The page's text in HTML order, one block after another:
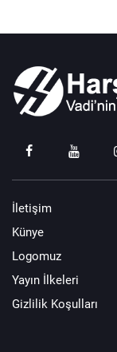
İletişim
Künye
Logomuz
Yayın İlkeleri
Gizlilik Koşulları